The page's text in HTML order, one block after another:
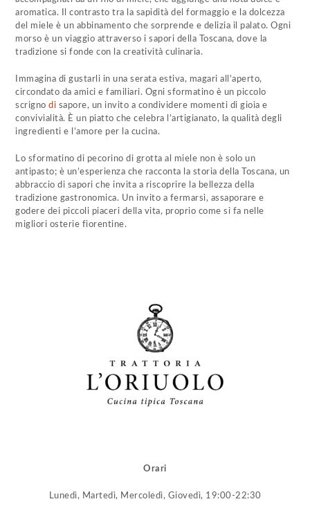
aromatica. Il contrasto tra la sapidità del formaggio e la dolcezza
del miele è un abbinamento che sorprende e delizia il palato. Ogni
morso è un viaggio attraverso i sapori della Toscana, dove la
tradizione si fonde con la creatività culinaria.
Immagina di gustarli in una serata estiva, magari all’aperto,
circondato da amici e familiari. Ogni sformatino è un piccolo
scrignodi sapore, un invito a condividere momenti di gioia e
convivialità. È un piatto che celebra l’artigianato, la qualità degli
ingredienti e l’amore per la cucina.
Lo sformatino di pecorino di grotta al miele non è solo un
antipasto; è un’esperienza che racconta la storia della Toscana, un
abbraccio di sapori che invita a riscoprire la bellezza della
tradizione gastronomica. Un invito a fermarsi, assaporare e
godere dei piccoli piaceri della vita, proprio come si fa nelle
migliori osterie fiorentine.
Orari
Lunedì, Martedì, Mercoledì, Giovedì, 19:00-22:30